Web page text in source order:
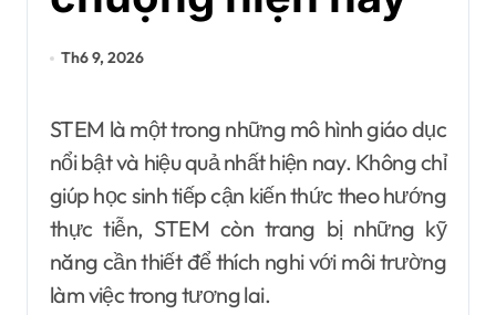
Th6 9, 2026
STEM là một trong những mô hình giáo dục
nổi bật và hiệu quả nhất hiện nay. Không chỉ
giúp học sinh tiếp cận kiến thức theo hướng
thực tiễn, STEM còn trang bị những kỹ
năng cần thiết để thích nghi với môi trường
làm việc trong tương lai.